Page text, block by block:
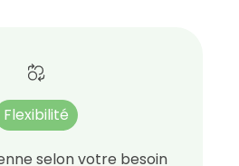
Flexibilité
selon votre besoin